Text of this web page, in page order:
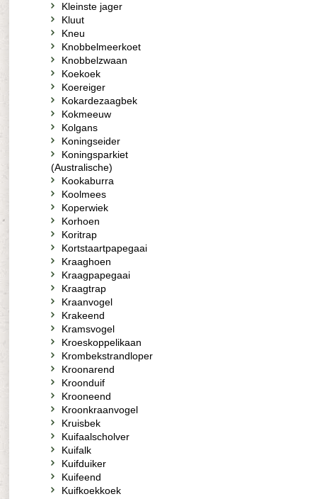
Kleinste jager
Kluut
Kneu
Knobbelmeerkoet
Knobbelzwaan
Koekoek
Koereiger
Kokardezaagbek
Kokmeeuw
Kolgans
Koningseider
Koningsparkiet
(Australische)
Kookaburra
Koolmees
Koperwiek
Korhoen
Koritrap
Kortstaartpapegaai
Kraaghoen
Kraagpapegaai
Kraagtrap
Kraanvogel
Krakeend
Kramsvogel
Kroeskoppelikaan
Krombekstrandloper
Kroonarend
Kroonduif
Krooneend
Kroonkraanvogel
Kruisbek
Kuifaalscholver
Kuifalk
Kuifduiker
Kuifeend
Kuifkoekkoek